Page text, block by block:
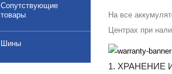
Сопутствующие
товары
Шины
На все
Центрах при
1. ХРАНЕНИЕ